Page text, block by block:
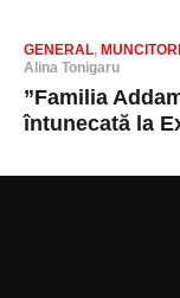
GENERAL,
Alina Tonigaru
”Familia
întunecată la